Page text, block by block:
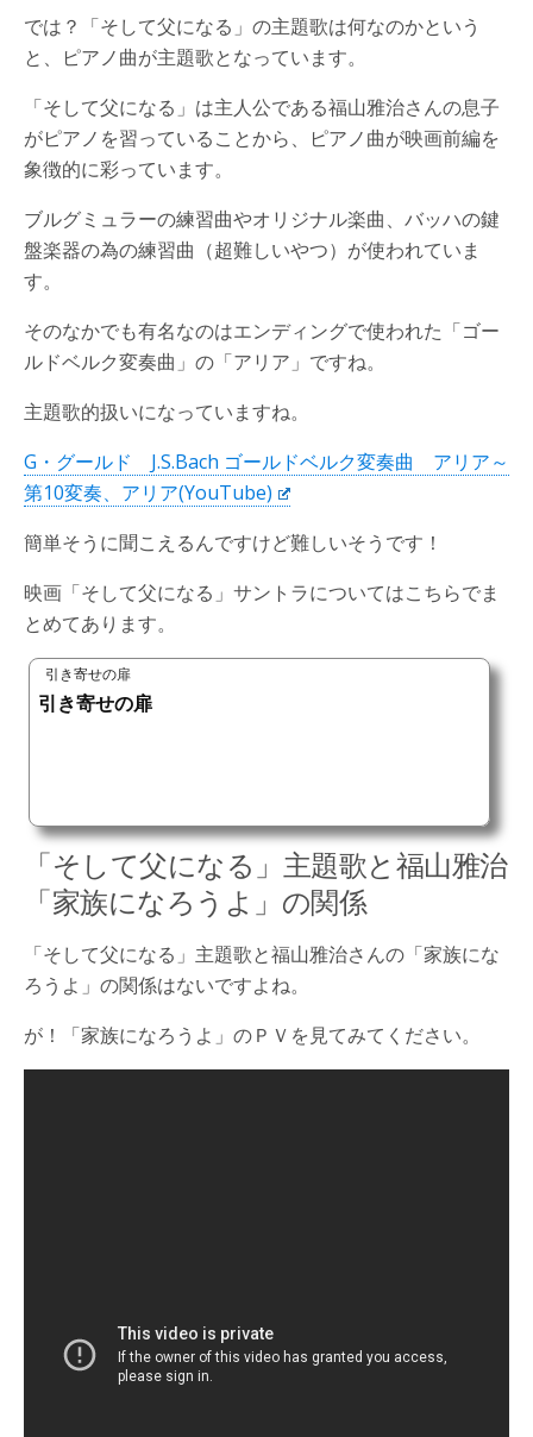
では？「そして父になる」の主題歌は何なのかという
と、ピアノ曲が主題歌となっています。
「そして父になる」は主人公である福山雅治さんの息子
がピアノを習っていることから、ピアノ曲が映画前編を
象徴的に彩っています。
ブルグミュラーの練習曲やオリジナル楽曲、バッハの鍵
盤楽器の為の練習曲（超難しいやつ）が使われていま
す。
そのなかでも有名なのはエンディングで使われた「ゴー
ルドベルク変奏曲」の「アリア」ですね。
主題歌的扱いになっていますね。
G・グールド J.S.Bach ゴールドベルク変奏曲 アリア～
第10変奏、アリア(YouTube)
簡単そうに聞こえるんですけど難しいそうです！
映画「そして父になる」サントラについてはこちらでま
とめてあります。
引き寄せの扉
引き寄せの扉
「そして父になる」主題歌と福山雅治
「家族になろうよ」の関係
「そして父になる」主題歌と福山雅治さんの「家族にな
ろうよ」の関係はないですよね。
が！「家族になろうよ」のＰＶを見てみてください。